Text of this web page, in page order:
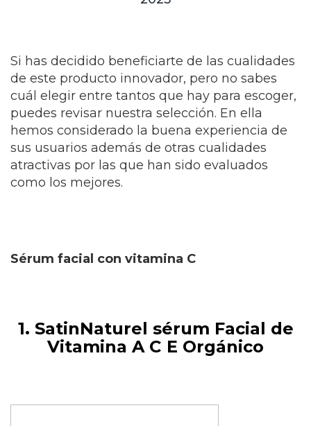
Si has decidido beneficiarte de las cualidades
de este producto innovador, pero no sabes
cuál elegir entre tantos que hay para escoger,
puedes revisar nuestra selección. En ella
hemos considerado la buena experiencia de
sus usuarios además de otras cualidades
atractivas por las que han sido evaluados
como los mejores.
Sérum facial con vitamina C
1. SatinNaturel sérum Facial de
Vitamina A C E Orgánico